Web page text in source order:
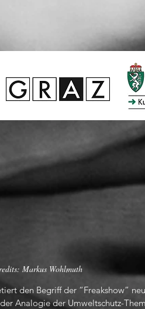
Markus Wohlmuth
den Begriff der “Freakshow”
Analogie der Umweltschutz-